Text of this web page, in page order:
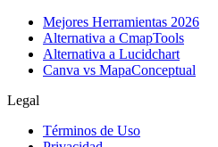
Mejores Herramientas 2026
Alternativa a CmapTools
Alternativa a Lucidchart
Canva vs MapaConceptual
Legal
Términos de Uso